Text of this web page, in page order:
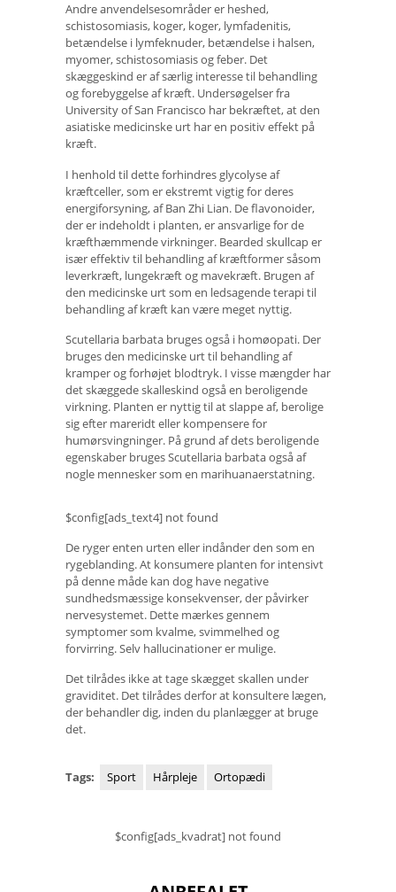
Andre anvendelsesområder er heshed,
schistosomiasis, koger, koger, lymfadenitis,
betændelse i lymfeknuder, betændelse i halsen,
myomer, schistosomiasis og feber. Det
skæggeskind er af særlig interesse til behandling
og forebyggelse af kræft. Undersøgelser fra
University of San Francisco har bekræftet, at den
asiatiske medicinske urt har en positiv effekt på
kræft.
I henhold til dette forhindres glycolyse af
kræftceller, som er ekstremt vigtig for deres
energiforsyning, af Ban Zhi Lian. De flavonoider,
der er indeholdt i planten, er ansvarlige for de
kræfthæmmende virkninger. Bearded skullcap er
især effektiv til behandling af kræftformer såsom
leverkræft, lungekræft og mavekræft. Brugen af ​​
den medicinske urt som en ledsagende terapi til
behandling af kræft kan være meget nyttig.
Scutellaria barbata bruges også i homøopati. Der
bruges den medicinske urt til behandling af
kramper og forhøjet blodtryk. I visse mængder har
det skæggede skalleskind også en beroligende
virkning. Planten er nyttig til at slappe af, berolige
sig efter mareridt eller kompensere for
humørsvingninger. På grund af dets beroligende
egenskaber bruges Scutellaria barbata også af
nogle mennesker som en marihuanaerstatning.
$config[ads_text4] not found
De ryger enten urten eller indånder den som en
rygeblanding. At konsumere planten for intensivt
på denne måde kan dog have negative
sundhedsmæssige konsekvenser, der påvirker
nervesystemet. Dette mærkes gennem
symptomer som kvalme, svimmelhed og
forvirring. Selv hallucinationer er mulige.
Det tilrådes ikke at tage skægget skallen under
graviditet. Det tilrådes derfor at konsultere lægen,
der behandler dig, inden du planlægger at bruge
det.
Tags: Sport Hårpleje Ortopædi
$config[ads_kvadrat] not found